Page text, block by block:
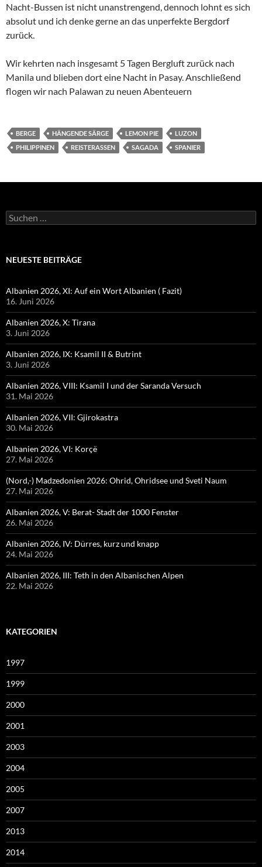
Nacht-Bussen ist nicht unanstrengend, dennoch lohnt es sich
absolut und ich denke gerne an das unperfekte Bergdorf
zurück.
Wir kehrten nach insgesamt 5 Tagen Bergluft zurück nach
Manila und blieben dort eine Nacht in Pasay. Anschließend
flogen wir nach Palawan zu neuen Abenteuern
BERGE HÄNGENDE SÄRGE LEMON PIE
LUZON
PHILIPPINEN
REISTERASSEN SAGADA SPANIER
Suchen
nach:
NEUESTE BEITRÄGE
Albanien 2026, XI: Auf ein Wort Albanien ( Fazit)
16. Juni 2026
Albanien 2026, X: Tirana
3. Juni 2026
Albanien 2026, IX: Ksamil II & Butrint
3. Juni 2026
Albanien 2026, VIII: Ksamil I und der Saranda Versuch
31. Mai 2026
Albanien 2026, VII: Gjirokastra
30. Mai 2026
Albanien 2026, VI: Korçë
27. Mai 2026
(Nord,-) Madzedonien 2026: Ohrid, Ohridsee und Sveti Naum
27. Mai 2026
Albanien 2026, V: Berat- Stadt der 1000 Fenster
26. Mai 2026
Albanien 2026, IV: Dürres, kurz und knapp
24. Mai 2026
Albanien 2026, III: Teth in den Albanischen Alpen
22. Mai 2026
KATEGORIEN
1997
1999
2000
2001
2003
2004
2005
2007
2013
2014